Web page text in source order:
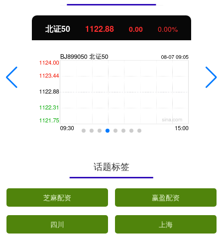
北证50 1122.88 0.00 0.00%
话题标签
芝麻配资 赢盈配资
四川 上海